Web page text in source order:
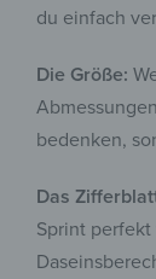
du einfach
Die Größe:
bedenken,
Das
Sprint